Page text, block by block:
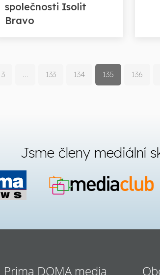
společnosti Isolit
Bravo
3 … 133 134 135 136
Jsme členy mediální
Prima DOMA media